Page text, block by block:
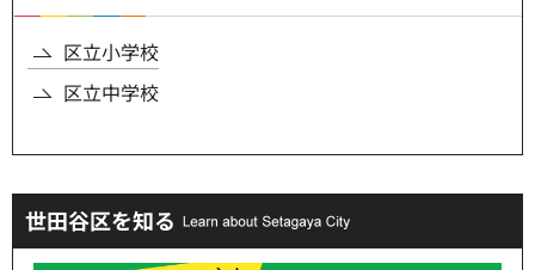
区立小学校
区立中学校
世田谷区を知る